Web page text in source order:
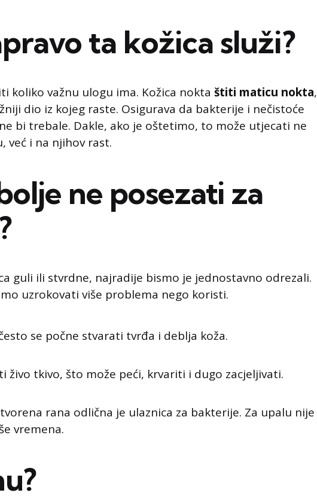
ta kožica služi?
koliko važnu ulogu ima. Kožica nokta štiti maticu nokta,
dio iz kojeg raste. Osigurava da bakterije i nečistoće
bi trebale. Dakle, ako je oštetimo, to može utjecati ne
već i na njihov rast.
ne posezati za
guli ili stvrdne, najradije bismo je jednostavno odrezali.
uzrokovati više problema nego koristi.
se počne stvarati tvrđa i deblja koža.
živo tkivo, što može peći, krvariti i dugo zacjeljivati.
rana odlična je ulaznica za bakterije. Za upalu nije
vremena.